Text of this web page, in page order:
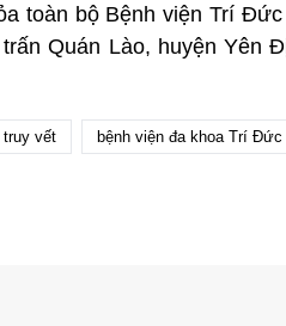
toàn bộ Bệnh viện Trí Đức
Quán Lào, huyện Yên
vết bệnh viện đa khoa Trí Đức